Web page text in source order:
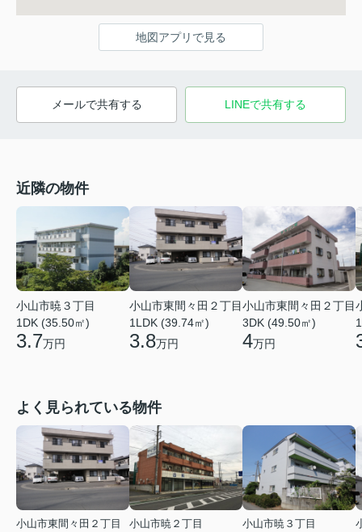
地図アプリで見る
メールで共有する LINEで共有する
近隣の物件
小山市暁３丁目
1DK (35.50㎡)
3.7万円
小山市東間々田２丁目
1LDK (39.74㎡)
3.8万円
小山市東間々田２丁目
3DK (49.50㎡)
4万円
よく見られている物件
小山市東間々田２丁目
小山市暁２丁目
小山市暁３丁目